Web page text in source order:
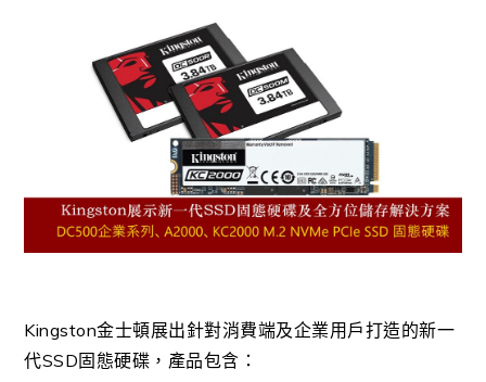
Kingston金士頓展出針對消費端及企業用戶打造的新一
代SSD固態硬碟，產品包含：